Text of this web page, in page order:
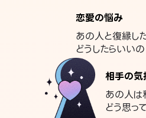
恋愛の悩み
あの人と復縁し
どうしたらいいの
相手の気
あの人は
どう思っ